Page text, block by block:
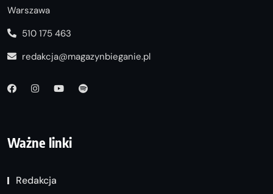
Warszawa
510 175 463
redakcja@magazynbieganie.pl
Ważne linki
Redakcja